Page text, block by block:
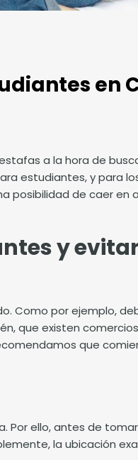
en
a la hora de
estudiantes, y para
posibilidad de caer en
y
Como por ejemplo,
que existen
que
Por ello, antes de
la ubicación